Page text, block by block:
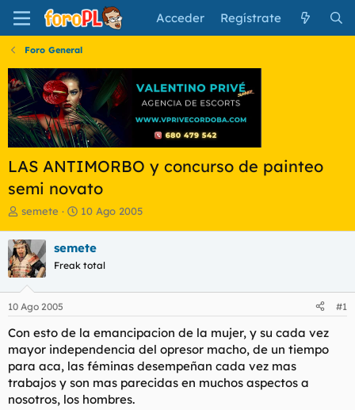
Acceder Regístrate
Foro General
LAS ANTIMORBO y concurso de painteo
semi novato
I
i
c
i
a
d
o
d
e
l
t
e
semete
F
h
a
e
i
c
i
o
10 Ago 2005
semete
Freak total
10 Ago 2005 #1
Con esto de la emancipacion de la mujer, y su cada vez
mayor independencia del opresor macho, de un tiempo
para aca, las féminas desempeñan cada vez mas
trabajos y son mas parecidas en muchos aspectos a
nosotros, los hombres.